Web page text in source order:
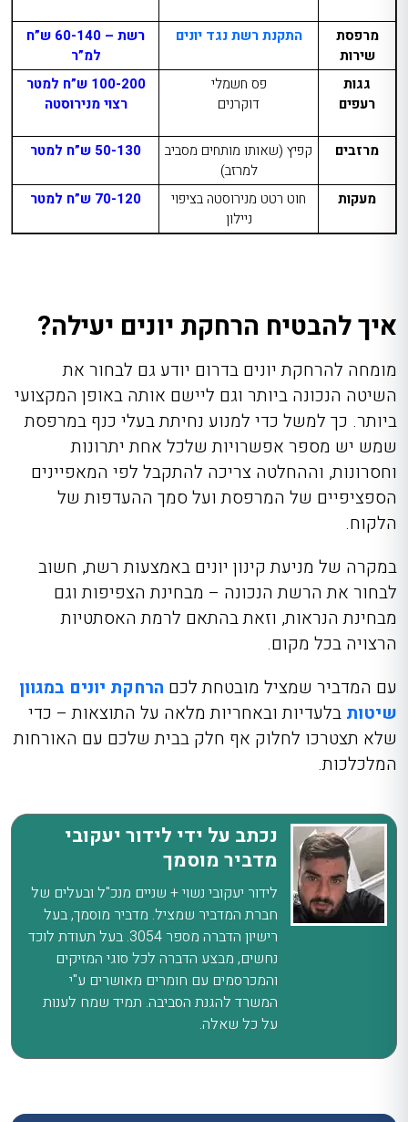
מרפסת
שירות
התקנת רשת נגד יונים
רשת – 60-140 ש”ח
למ”ר
גגות
רעפים
פס חשמלי
דוקרנים
100-200 ש”ח למטר
רצוי מנירוסטה
מרזבים
קפיץ (שאותו מותחים מסביב
למרזב)
50-130 ש”ח למטר
מעקות
חוט רטט מנירוסטה בציפוי
ניילון
70-120 ש”ח למטר
איך להבטיח הרחקת יונים יעילה?
מומחה להרחקת יונים בדרום יודע גם לבחור את
השיטה הנכונה ביותר וגם ליישם אותה באופן המקצועי
ביותר. כך למשל כדי למנוע נחיתת בעלי כנף במרפסת
שמש יש מספר אפשרויות שלכל אחת יתרונות
וחסרונות, וההחלטה צריכה להתקבל לפי המאפיינים
הספציפיים של המרפסת ועל סמך ההעדפות של
הלקוח.
במקרה של מניעת קינון יונים באמצעות רשת, חשוב
לבחור את הרשת הנכונה – מבחינת הצפיפות וגם
מבחינת הנראות, וזאת בהתאם לרמת האסתטיות
הרצויה בכל מקום.
עם המדביר שמציל מובטחתלכם הרחקת יונים במגוון
שיטות בלעדיות ובאחריות מלאה על התוצאות – כדי
שלא תצטרכו לחלוק אף חלק בבית שלכם עם האורחות
המלכלכות.
נכתב על ידי לידור יעקובי
מדביר מוסמך
לידור יעקובי נשוי + שניים מנכ"ל ובעלים של
חברת המדביר שמציל. מדביר מוסמך, בעל
רישיון הדברה מספר 3054. בעל תעודת לוכד
נחשים, מבצע הדברה לכל סוגי המזיקים
והמכרסמים עם חומרים מאושרים ע"י
המשרד להגנת הסביבה. תמיד שמח לענות
על כל שאלה.